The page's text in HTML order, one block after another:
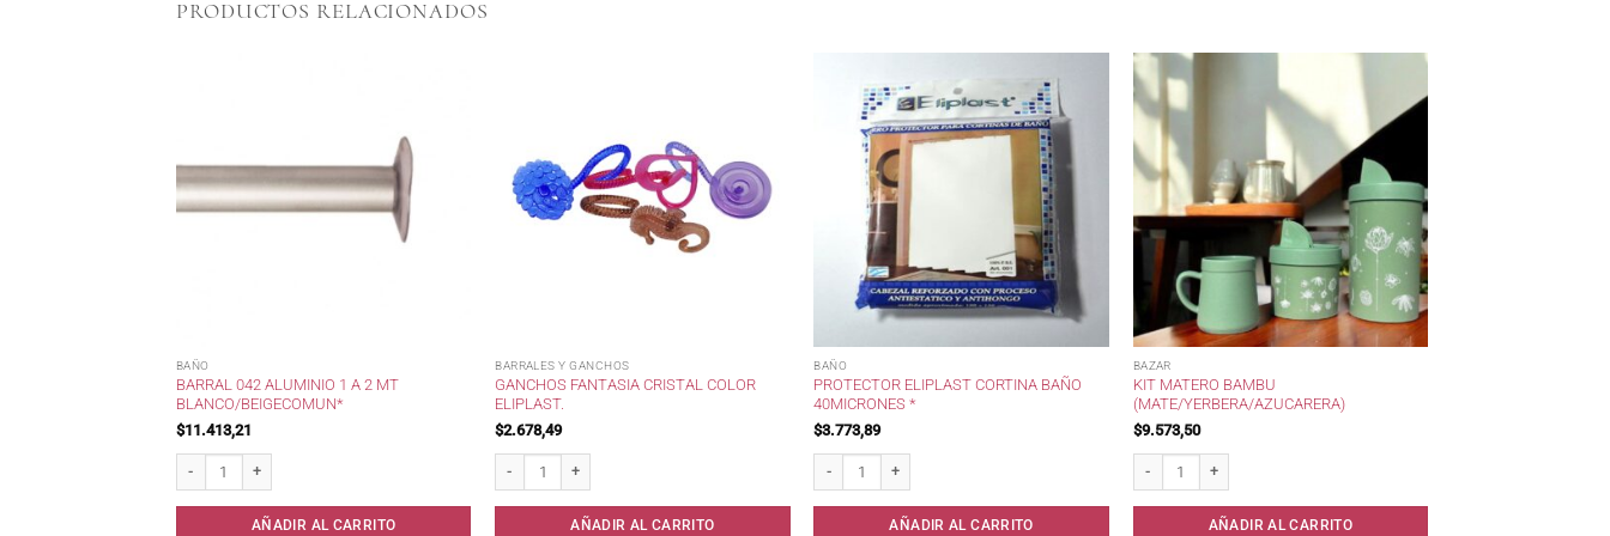
PRODUCTOS RELACIONADOS
BAÑO
BARRAL 042 ALUMINIO 1 A 2 MT
BLANCO/BEIGECOMUN*
$11.413,21
AÑADIR AL CARRITO
BARRALES Y GANCHOS
GANCHOS FANTASIA CRISTAL COLOR
ELIPLAST.
$2.678,49
AÑADIR AL CARRITO
BAÑO
PROTECTOR ELIPLAST CORTINA BAÑO
40MICRONES *
$3.773,89
AÑADIR AL CARRITO
BAZAR
KIT MATERO BAMBU
(MATE/YERBERA/AZUCARERA)
$9.573,50
AÑADIR AL CARRITO